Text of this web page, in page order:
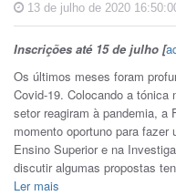
13 de julho de 2020
Inscrições até 15 de julho [
Os últimos meses foram
Covid-19. Colocando a
setor reagiram à pandemia, a
momento oportuno para
Ensino Superior e na
discutir algumas propostas
Ler mais